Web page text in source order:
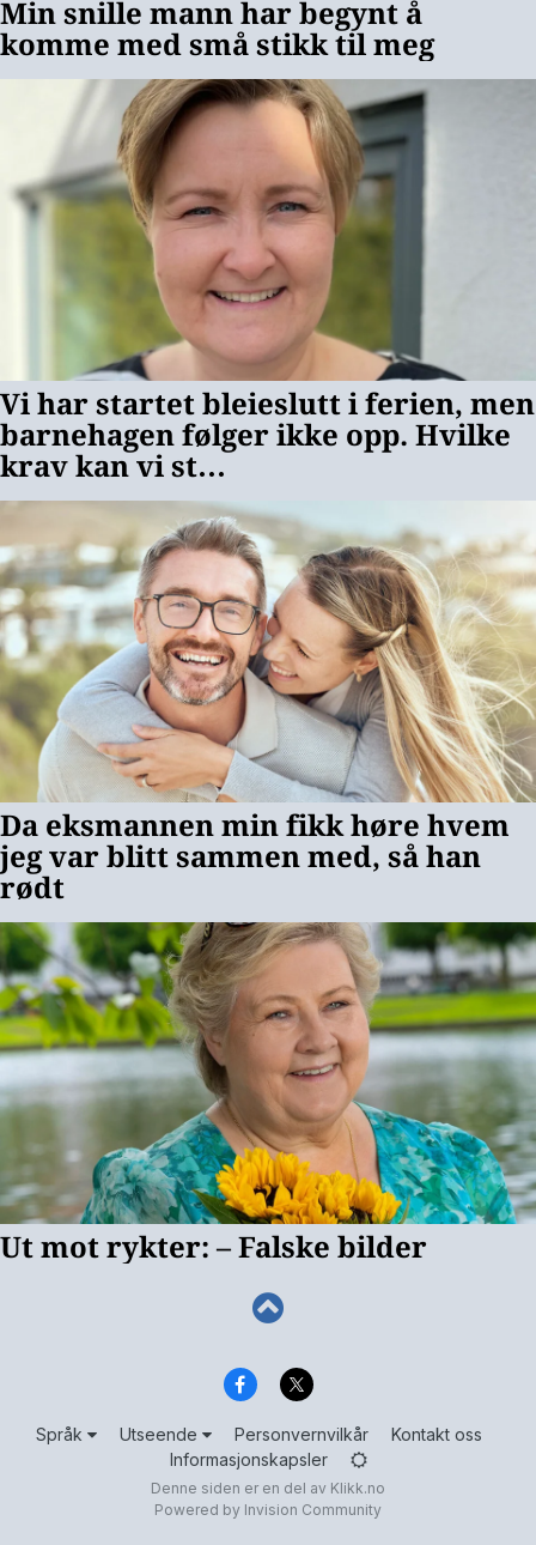
Språk Utseende Personvernvilkår
Kontakt oss
Informasjonskapsler
Denne siden er en del av Klikk.no
Powered by Invision Community